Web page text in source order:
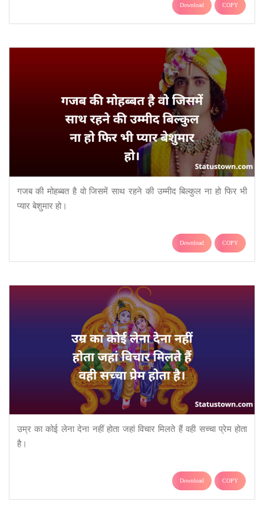
Download COPY
गजब की मोहब्बत है वो जिसमें साथ रहने की उम्मीद बिल्कुल ना हो फिर भी
प्यार बेशुमार हो।
Download COPY
उम्र का कोई लेना देना नहीं होता जहां विचार मिलते हैं वही सच्चा प्रेम होता
है।
Download COPY